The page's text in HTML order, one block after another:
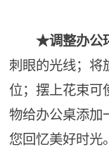
★调整办公
刺眼的光线；将
位；摆上花束可
物给办公桌添加
您回忆美好时光。